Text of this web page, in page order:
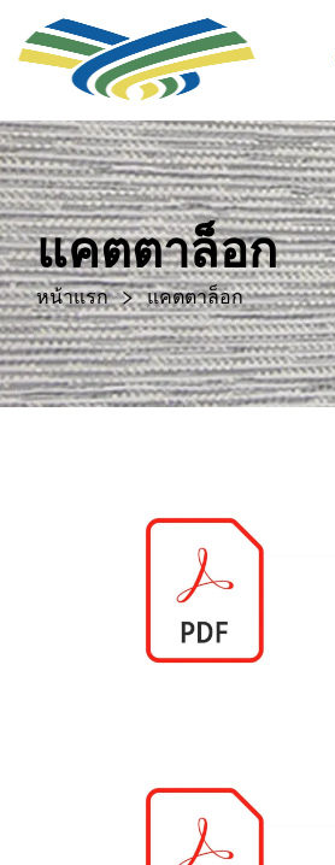
แคตตาล็อก
หน้าแรก แคตตาล็อก